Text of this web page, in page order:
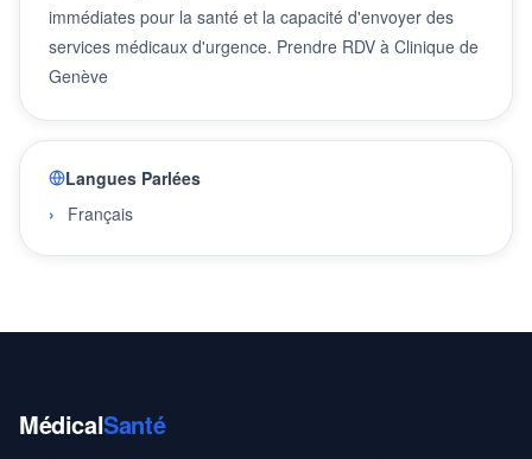
immédiates pour la santé et la capacité d'envoyer des
services médicaux d'urgence. Prendre RDV à Clinique de
Genève
Langues Parlées
Français
MédicalSanté